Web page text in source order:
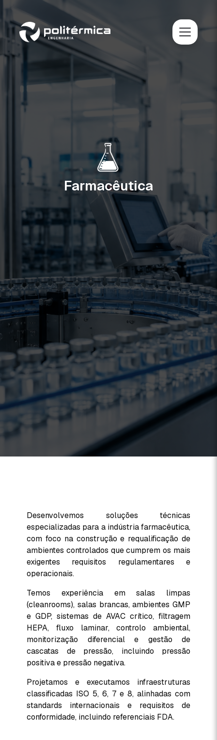
Farmacêutica
Desenvolvemos soluções técnicas
especializadas para a indústria farmacêutica,
com foco na construção e requalificação de
ambientes controlados que cumprem os mais
exigentes requisitos regulamentares e
operacionais.
Temos experiência em salas limpas
(cleanrooms), salas brancas, ambientes GMP
e GDP, sistemas de AVAC crítico, filtragem
HEPA, fluxo laminar, controlo ambiental,
monitorização diferencial e gestão de
cascatas de pressão, incluindo pressão
positiva e pressão negativa.
Projetamos e executamos infraestruturas
classificadas ISO 5, 6, 7 e 8, alinhadas com
standards internacionais e requisitos de
conformidade, incluindo referenciais FDA.